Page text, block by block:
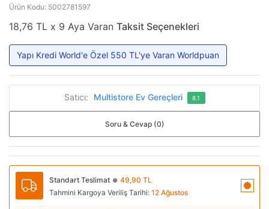
Ürün Kodu: 5002781597
18,76 TL x 9 Aya Varan Taksit Seçenekleri
Yapı Kredi World'e Özel 550 TL'ye Varan Worldpuan
Satıcı: Multistore Ev Gereçleri 8.1
Soru & Cevap (0)
Standart Teslimat ● 49,90 TL
Tahmini Kargoya Veriliş Tarihi: 12 Ağustos